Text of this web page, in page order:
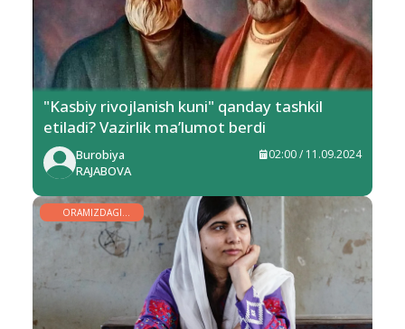
"Kasbiy rivojlanish kuni" qanday tashkil
etiladi? Vazirlik ma’lumot berdi
Burobiya
RAJABOVA
02:00 / 11.09.2024
ORAMIZDAGI
ODAMLAR